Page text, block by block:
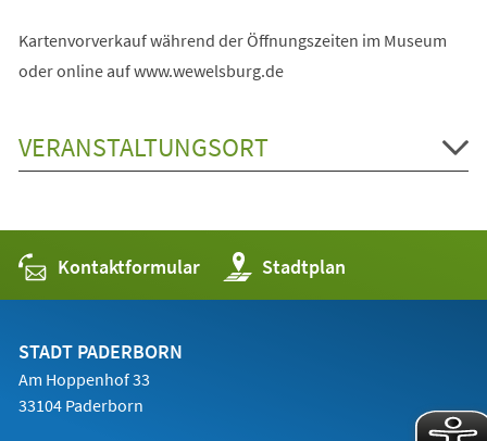
Kartenvorverkauf während der Öffnungszeiten im Museum
oder online auf www.wewelsburg.de
VERANSTALTUNGSORT
Kontaktformular Stadtplan
(Öffnet
in
einem
STADT PADERBORN
Am Hoppenhof 33
33104 Paderborn